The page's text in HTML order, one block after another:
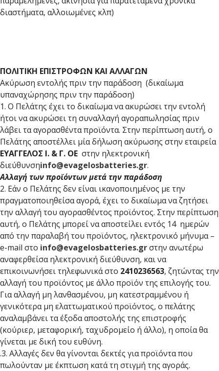
διαστήματα, αλλοιωμένες κλπ)
ΠΟΛΙΤΙΚΗ ΕΠΙΣΤΡΟΦΩΝ ΚΑΙ ΑΛΛΑΓΩΝ
Ακύρωση εντολής πριν την παράδοση (δικαίωμα
υπαναχώρησης πριν την παράδοση)
1. Ο Πελάτης έχει το δικαίωμα να ακυρώσει την εντολή
ήτοι να ακυρώσει τη συναλλαγή αγοραπωλησίας πριν
λάβει τα αγορασθέντα προϊόντα. Στην περίπτωση αυτή, ο
Πελάτης αποστέλλει μία δήλωση ακύρωσης στην εταιρεία
ΕΥΑΓΓΕΛΟΣ Ι. & Γ. ΟΕ στην ηλεκτρονική
διεύθυνσηinfo@evagelosbatteries.gr.
Αλλαγή των προϊόντων μετά την παράδοση
2. Εάν ο Πελάτης δεν είναι ικανοποιημένος με την
πραγματοποιηθείσα αγορά, έχει το δικαίωμα να ζητήσει
την αλλαγή του αγορασθέντος προϊόντος. Στην περίπτωση
αυτή, ο Πελάτης μπορεί να αποστείλει εντός 14 ημερών
από την παραλαβή του προϊόντος, ηλεκτρονικό μήνυμα –
e-mail στο info@evagelosbatteries.grστην ανωτέρω
αναφερθείσα ηλεκτρονική διεύθυνση, και να
επικοινωνήσει τηλεφωνικά στο 2410236563, ζητώντας την
αλλαγή του προϊόντος με άλλο προϊόν της επιλογής του.
Για αλλαγή μη λανθασμένου, μη κατεστραμμένου ή
γενικότερα μη ελαττωματικού προϊόντος, ο πελάτης
αναλαμβάνει τα έξοδα αποστολής της επιστροφής
(κούριερ, μεταφορική, ταχυδρομείο ή άλλο), η οποία θα
γίνεται με δική του ευθύνη.
.3. Αλλαγές δεν θα γίνονται δεκτές για προϊόντα που
πωλούνταν με έκπτωση κατά τη στιγμή της αγοράς.